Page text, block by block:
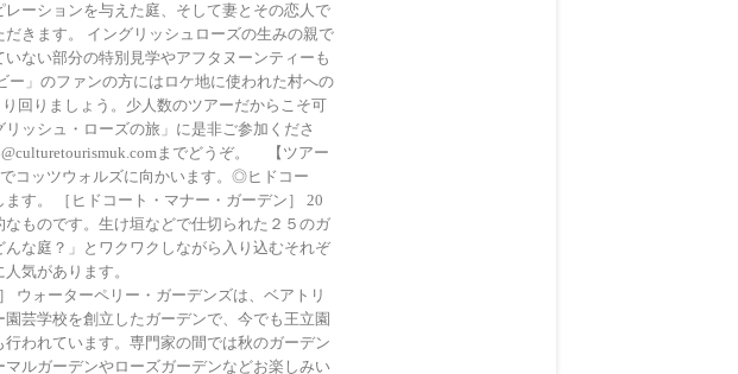
ーションを与えた庭、そして妻とその恋人で
きます。 イングリッシュローズの生みの親で
ない部分の特別見学やアフタヌーンティーも
」のファンの方にはロケ地に使われた村への
回りましょう。少人数のツアーだからこそ可
ッシュ・ローズの旅」に是非ご参加くださ
までどうぞ。 【ツアー
コッツウォルズに向かいます。◎ヒドコー
す。 ［ヒドコート・マナー・ガーデン］ 20
ものです。生け垣などで仕切られた２５のガ
な庭？」とワクワクしながら入り込むそれぞ
特に人気があります。
リー・ガーデンズは、ベアトリ
芸学校を創立したガーデンで、今でも王立園
われています。専門家の間では秋のガーデン
ルガーデンやローズガーデンなどお楽しみい